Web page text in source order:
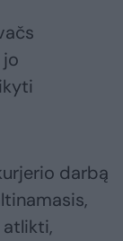
darbą
atlikti,